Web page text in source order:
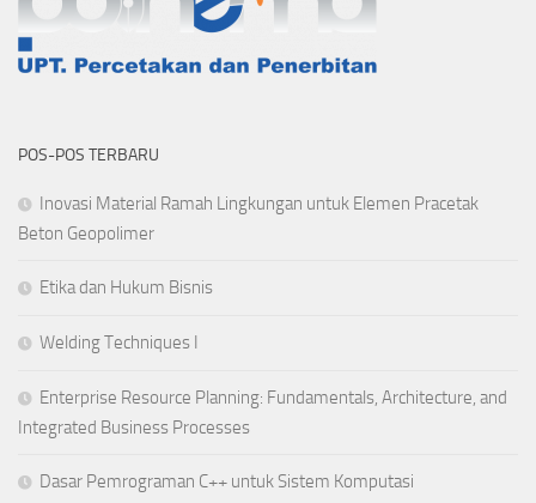
POS-POS TERBARU
Inovasi Material Ramah Lingkungan untuk Elemen Pracetak
Beton Geopolimer
Etika dan Hukum Bisnis
Welding Techniques I
Enterprise Resource Planning: Fundamentals, Architecture, and
Integrated Business Processes
Dasar Pemrograman C++ untuk Sistem Komputasi